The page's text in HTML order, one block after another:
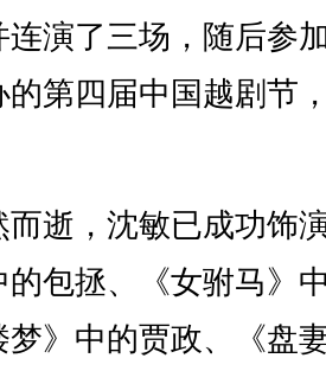
连演了三场，随后参
第四届中国越剧节
逝，沈敏已成功饰
的包拯、《女驸马》
》中的贾政、《盘